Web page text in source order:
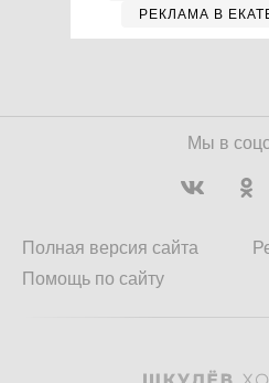
РЕКЛАМА В
Мы в
Полная версия сайта
Помощь по сайту